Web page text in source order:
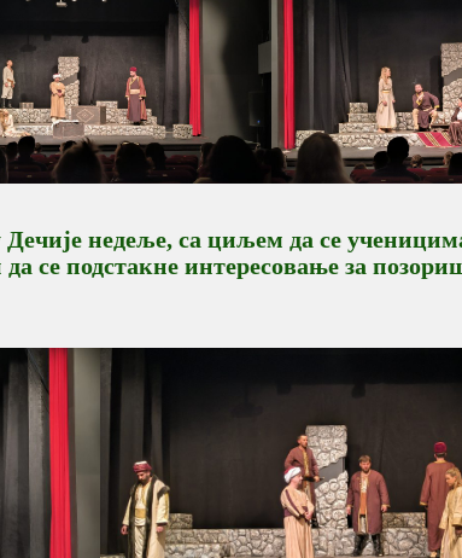
Дечије недеље, са циљем да се
се подстакне интересовање за